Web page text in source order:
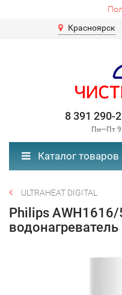
Красноярск
8 391 290-
Пн—Пт
Каталог товаров
ULTRAHEAT DIGITAL
Philips